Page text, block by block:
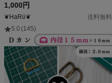
1,000円
❦HaRϋ❦
送料無料
5.0 (145)